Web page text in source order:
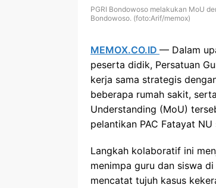
PGRI Bondowoso melakukan MoU
Bondowoso. (foto:Arif/memox)
MEMOX.CO.ID — Dalam
peserta didik, Persatuan
kerja sama strategis
beberapa rumah sakit,
Understanding (MoU)
pelantikan PAC Fatayat
Langkah kolaboratif ini
menimpa guru dan siswa
mencatat tujuh kasus